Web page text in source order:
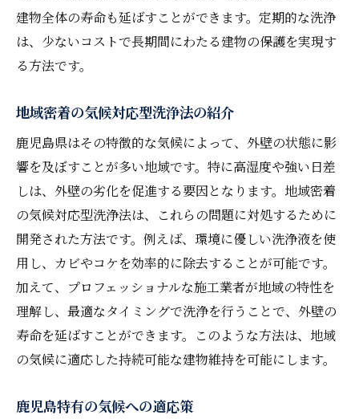
外壁の痛みを最小限に抑える方法
将来的なメンテナンスを見据えた洗浄
プロフェッショナルな洗浄の利点
外壁洗浄の効果を最大化するための専門的アド
専門家による洗浄計画の重要性
効果を高めるための最新技術の導入
外壁材に適した洗浄法の選び方
専門知識を活かしたカスタマイズプラン
洗浄効果を最大化するためのモニタリング
専門家のアドバイスで得られる安心感
建物全体の寿命も延ばすことができます。定期的な洗浄
は、少ないコストで長期間にわたる建物の保護を実現す
る方法です。
地域密着の気候対応型洗浄法の紹介
鹿児島県はその特徴的な気候によって、外壁の状態に影
響を及ぼすことが多い地域です。特に高湿度や強い日差
しは、外壁の劣化を促進する要因となります。地域密着
の気候対応型洗浄法は、これらの問題に対処するために
開発された方法です。例えば、環境に優しい洗浄液を使
用し、カビやコケを効率的に除去することが可能です。
加えて、プロフェッショナルな施工業者が地域の特性を
理解し、最適なタイミングで洗浄を行うことで、外壁の
寿命を延ばすことができます。このような方法は、地域
の気候に適応した持続可能な建物維持を可能にします。
鹿児島特有の気候への適応策